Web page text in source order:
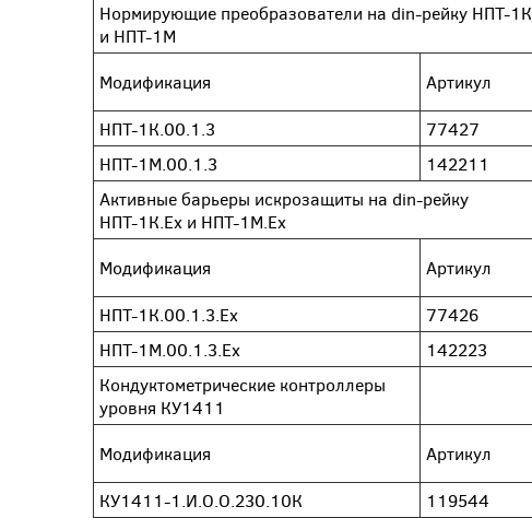
Нормирующие преобразователи на din-рейку НПТ-1К
и НПТ-1М
Модификация
Артикул
НПТ-1К.00.1.3 77427
НПТ-1М.00.1.3
142211
Активные барьеры искрозащиты на din-рейку
НПТ-1К.Ex и НПТ-1М.Ex
Модификация
Артикул
НПТ-1К.00.1.3.Ех 77426
НПТ-1М.00.1.3.Ех
142223
Кондуктометрические контроллеры
уровня КУ1411
Модификация
Артикул
КУ1411-1.И.О.О.230.10К 119544